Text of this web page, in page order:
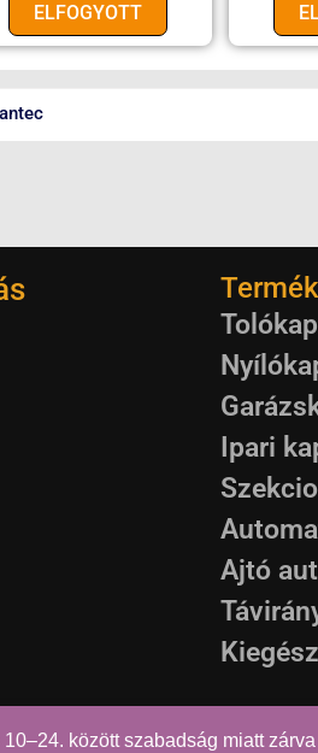
között szabadság miatt
ELFOGYOTT
Ipari
Ajtó